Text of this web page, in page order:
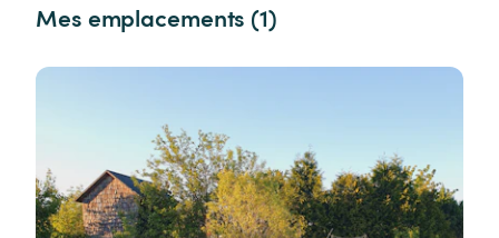
Mes emplacements (1)